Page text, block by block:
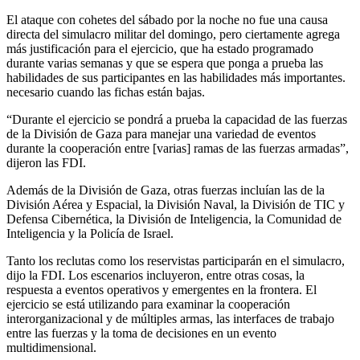
El ataque con cohetes del sábado por la noche no fue una causa
directa del simulacro militar del domingo, pero ciertamente agrega
más justificación para el ejercicio, que ha estado programado
durante varias semanas y que se espera que ponga a prueba las
habilidades de sus participantes en las habilidades más importantes.
necesario cuando las fichas están bajas.
“Durante el ejercicio se pondrá a prueba la capacidad de las fuerzas
de la División de Gaza para manejar una variedad de eventos
durante la cooperación entre [varias] ramas de las fuerzas armadas”,
dijeron las FDI.
Además de la División de Gaza, otras fuerzas incluían las de la
División Aérea y Espacial, la División Naval, la División de TIC y
Defensa Cibernética, la División de Inteligencia, la Comunidad de
Inteligencia y la Policía de Israel.
Tanto los reclutas como los reservistas participarán en el simulacro,
dijo la FDI. Los escenarios incluyeron, entre otras cosas, la
respuesta a eventos operativos y emergentes en la frontera. El
ejercicio se está utilizando para examinar la cooperación
interorganizacional y de múltiples armas, las interfaces de trabajo
entre las fuerzas y la toma de decisiones en un evento
multidimensional.